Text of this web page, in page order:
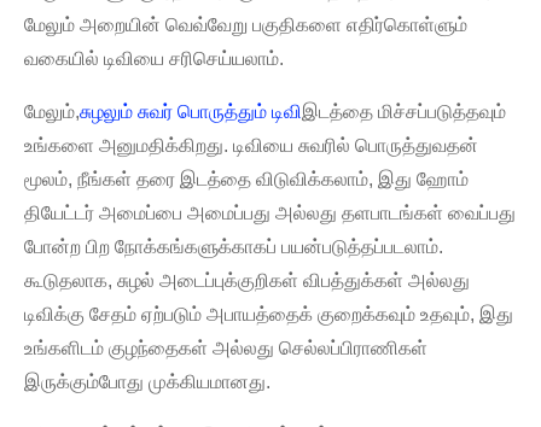
மேலும் அறையின் வெவ்வேறு பகுதிகளை எதிர்கொள்ளும்
வகையில் டிவியை சரிசெய்யலாம்.
மேலும்,சுழலும் சுவர் பொருத்தும் டிவிஇடத்தை மிச்சப்படுத்தவும்
உங்களை அனுமதிக்கிறது. டிவியை சுவரில் பொருத்துவதன்
மூலம், நீங்கள் தரை இடத்தை விடுவிக்கலாம், இது ஹோம்
தியேட்டர் அமைப்பை அமைப்பது அல்லது தளபாடங்கள் வைப்பது
போன்ற பிற நோக்கங்களுக்காகப் பயன்படுத்தப்படலாம்.
கூடுதலாக, சுழல் அடைப்புக்குறிகள் விபத்துக்கள் அல்லது
டிவிக்கு சேதம் ஏற்படும் அபாயத்தைக் குறைக்கவும் உதவும், இது
உங்களிடம் குழந்தைகள் அல்லது செல்லப்பிராணிகள்
இருக்கும்போது முக்கியமானது.